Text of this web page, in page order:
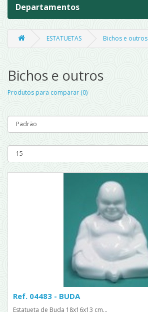
Departamentos
ESTATUETAS Bichos e outros
Bichos e outros
Produtos para comparar (0)
Ref. 04483 - BUDA
Estatueta de Buda 18x16x13 cm...